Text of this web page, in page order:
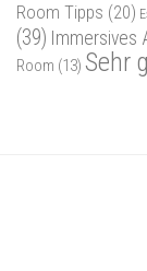
Room Tipps (20)
(39) Immersives
Room (13) Sehr